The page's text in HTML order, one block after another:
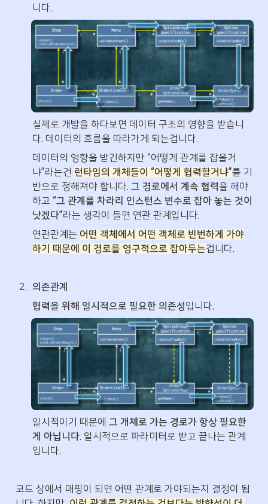
니다.
실제로 개발을 하다보면 데이터 구조의 영향을 받습니
다. 데이터의 흐름을 따라가게 되는겁니다.
데이터의 영향을 받긴하지만 “어떻게 관계를 잡을거
냐”라는건 런타임의 개체들이 “어떻게 협력할거냐”를 기
반으로 정해져야 합니다. 그 경로에서 계속 협력을 해야
하고 “그 관계를 차라리 인스턴스 변수로 잡아 놓는 것이
낫겠다”라는 생각이 들면 연관 관계입니다.
연관관계는 어떤 객체에서 어떤 객체로 빈번하게 가야
하기 때문에 이 경로를 영구적으로 잡아두는겁니다.
2.
의존관계
협력을 위해 일시적으로 필요한 의존성입니다.
일시적이기 때문에 그 개체로 가는 경로가 항상 필요한
게 아닙니다. 일시적으로 파라미터로 받고 끝나는 관계
입니다.
코드 상에서 매핑이 되면 어떤 관계로 가야되는지 결정이 됩